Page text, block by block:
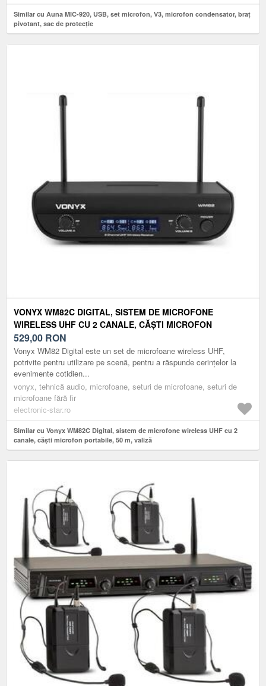
Similar cu Auna MIC-920, USB, set microfon, V3, microfon condensator, braț
pivotant, sac de protecție
VONYX WM82C DIGITAL, SISTEM DE MICROFONE
WIRELESS UHF CU 2 CANALE, CĂȘTI MICROFON
PORTABILE, 50 M, VALIZĂ
529,00 RON
Vonyx WM82 Digital este un set de microfoane wireless UHF,
potrivite pentru utilizare pe scenă, pentru a răspunde cerințelor la
evenimente cotidien...
vonyx, tehnică audio, microfoane, seturi de microfoane, seturi de
microfoane fără fir
electronic-star.ro
Similar cu Vonyx WM82C Digital, sistem de microfone wireless UHF cu 2
canale, căști microfon portabile, 50 m, valiză